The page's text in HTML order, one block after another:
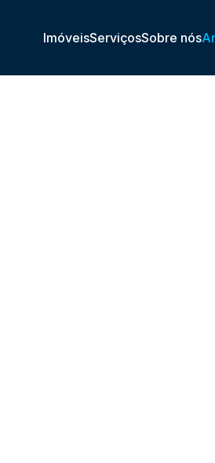
Sobre nós
Serviços
Imóveis